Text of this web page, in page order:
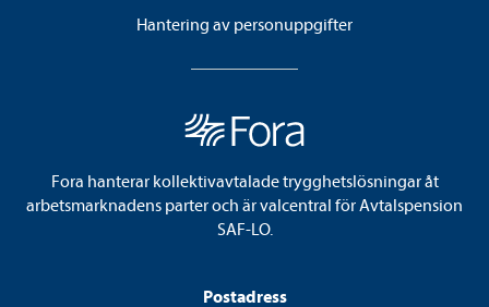
Hantering av personuppgifter
Fora hanterar kollektivavtalade trygghetslösningar åt
arbetsmarknadens parter och är valcentral för Avtalspension
SAF-LO.
Postadress